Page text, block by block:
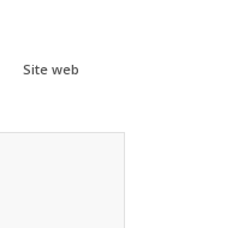
Site web